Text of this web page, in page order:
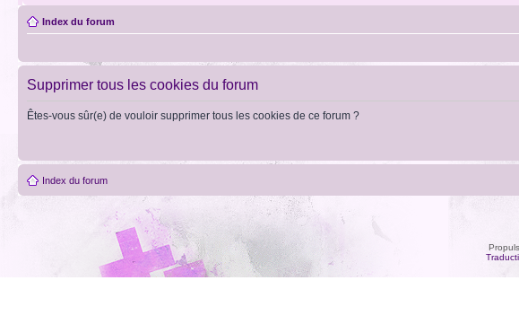
Index du forum
Supprimer tous les cookies du forum
Êtes-vous sûr(e) de vouloir supprimer tous les cookies de ce forum ?
Index du forum